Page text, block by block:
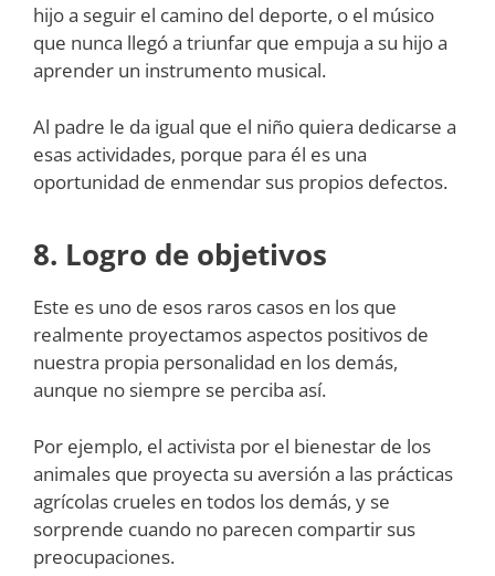
hijo a seguir el camino del deporte, o el músico
que nunca llegó a triunfar que empuja a su hijo a
aprender un instrumento musical.
Al padre le da igual que el niño quiera dedicarse a
esas actividades, porque para él es una
oportunidad de enmendar sus propios defectos.
8. Logro de objetivos
Este es uno de esos raros casos en los que
realmente proyectamos aspectos positivos de
nuestra propia personalidad en los demás,
aunque no siempre se perciba así.
Por ejemplo, el activista por el bienestar de los
animales que proyecta su aversión a las prácticas
agrícolas crueles en todos los demás, y se
sorprende cuando no parecen compartir sus
preocupaciones.